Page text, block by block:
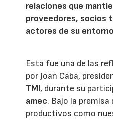
relaciones que
proveedores, socios
actores de su
Esta fue una de las
por Joan Caba,
TMI, durante su
amec. Bajo la premisa
productivos como